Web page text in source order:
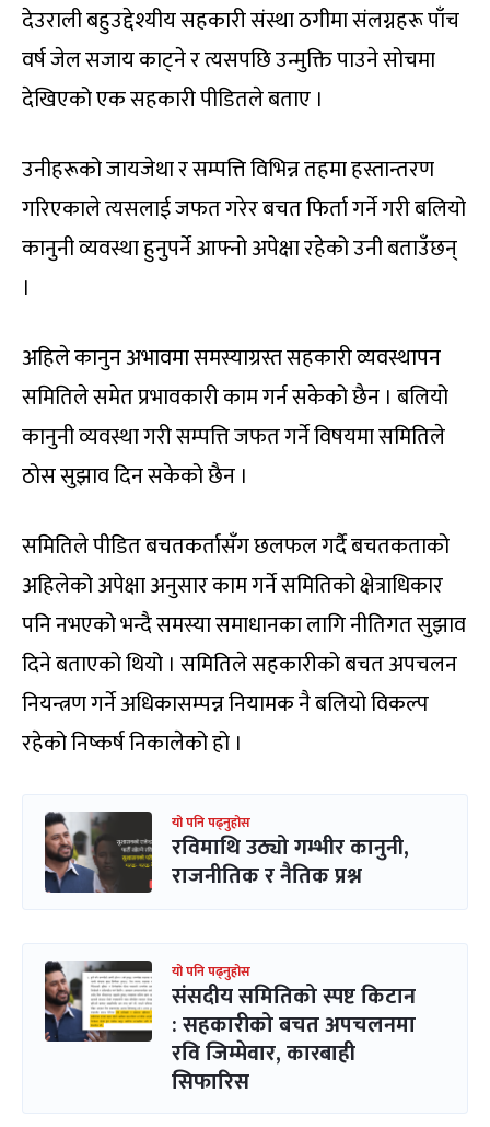
देउराली बहुउद्देश्यीय सहकारी संस्था ठगीमा संलग्नहरू पाँच
वर्ष जेल सजाय काट्ने र त्यसपछि उन्मुक्ति पाउने सोचमा
देखिएको एक सहकारी पीडितले बताए ।
उनीहरूको जायजेथा र सम्पत्ति विभिन्न तहमा हस्तान्तरण
गरिएकाले त्यसलाई जफत गरेर बचत फिर्ता गर्ने गरी बलियो
कानुनी व्यवस्था हुनुपर्ने आफ्नो अपेक्षा रहेको उनी बताउँछन्
।
अहिले कानुन अभावमा समस्याग्रस्त सहकारी व्यवस्थापन
समितिले समेत प्रभावकारी काम गर्न सकेको छैन । बलियो
कानुनी व्यवस्था गरी सम्पत्ति जफत गर्ने विषयमा समितिले
ठोस सुझाव दिन सकेको छैन ।
समितिले पीडित बचतकर्तासँग छलफल गर्दै बचतकताको
अहिलेको अपेक्षा अनुसार काम गर्ने समितिको क्षेत्राधिकार
पनि नभएको भन्दै समस्या समाधानका लागि नीतिगत सुझाव
दिने बताएको थियो । समितिले सहकारीको बचत अपचलन
नियन्त्रण गर्ने अधिकासम्पन्न नियामक नै बलियो विकल्प
रहेको निष्कर्ष निकालेको हो ।
यो पनि पढ्नुहोस
रविमाथि उठ्यो गम्भीर कानुनी,
राजनीतिक र नैतिक प्रश्न
यो पनि पढ्नुहोस
संसदीय समितिको स्पष्ट किटान
: सहकारीको बचत अपचलनमा
रवि जिम्मेवार, कारबाही
सिफारिस